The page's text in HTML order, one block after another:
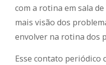
com a rotina em sala
mais visão dos
envolver na rotina dos
Esse contato periódico